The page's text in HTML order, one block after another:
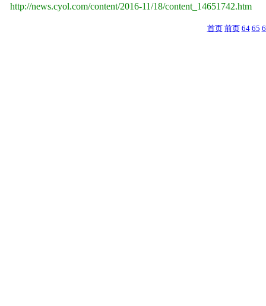
http://news.cyol.com/content/2016-11/18/content_14651742.htm
首页 前页 64 65